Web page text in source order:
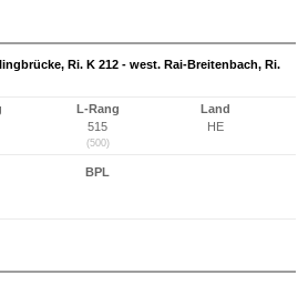
Ri. K 212 - west. Rai-Breitenbach, Ri.
L-Rang
515
(500)
Land
HE
BPL